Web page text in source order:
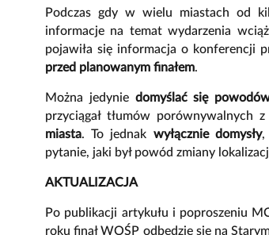
Podczas gdy w wielu miastach od
informacje na temat wydarzenia
pojawiła się informacja o konferencji
przed planowanym finałem.
Można jedynie domyślać się
przyciągał tłumów porównywalnych
miasta. To jednak wyłącznie domysły,
pytanie, jaki był powód zmiany
AKTUALIZACJA
Po publikacji artykułu i poproszeniu
roku finał WOŚP odbędzie się na